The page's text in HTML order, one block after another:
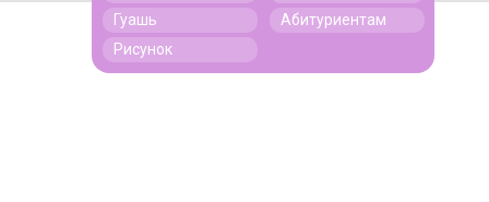
Гуашь
Рисунок
Абитуриентам